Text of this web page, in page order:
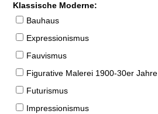
Klassische Moderne:
Bauhaus
Expressionismus
Fauvismus
Figurative Malerei 1900-30er Jahre
Futurismus
Impressionismus